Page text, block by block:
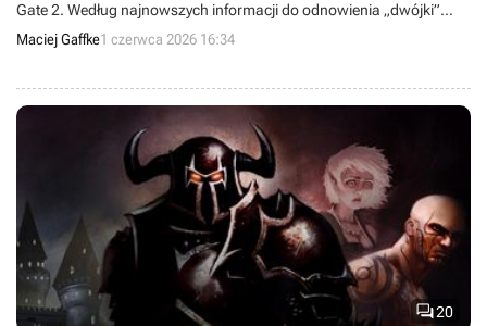
Gate 2. Według najnowszych informacji do odnowienia „dwójki”
zaangażowany został współtwórca pierwowzoru z 2000 roku.
Maciej Gaffke1 czerwca 2026 16:34
20